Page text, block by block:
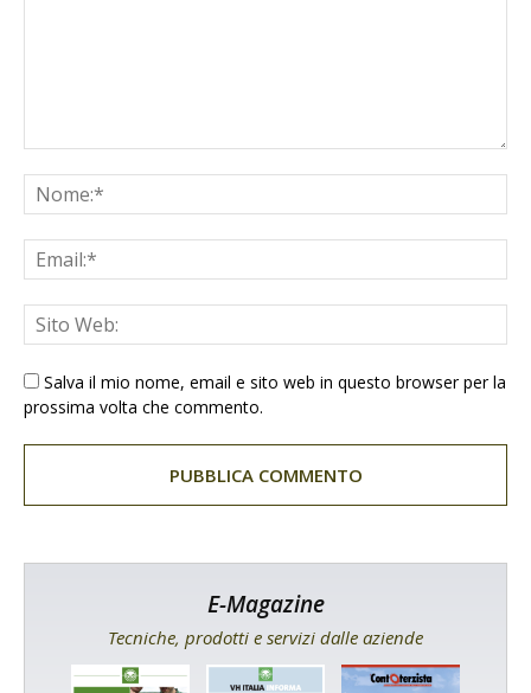
Salva il mio nome, email e sito web in questo browser per la
prossima volta che commento.
E-Magazine
Tecniche, prodotti e servizi dalle aziende